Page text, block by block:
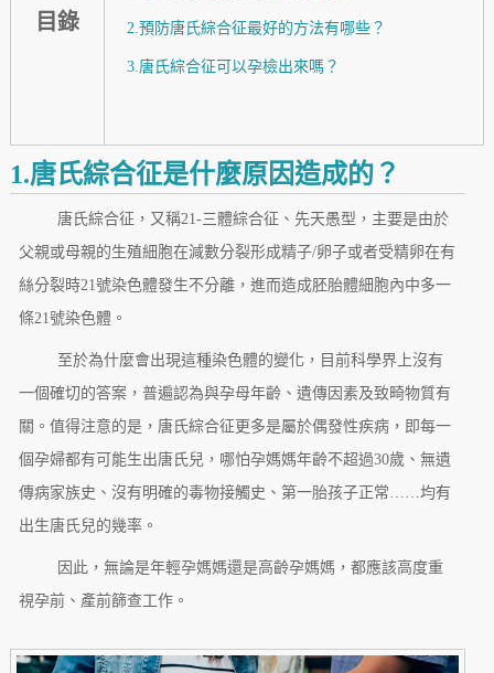
目錄 2.預防唐氏綜合征最好的方法有哪些？
3.唐氏綜合征可以孕檢出來嗎？
1.唐氏綜合征是什麼原因造成的？
唐氏綜合征，又稱21-三體綜合征、先天愚型，主要是由於
父親或母親的生殖細胞在減數分裂形成精子/卵子或者受精卵在有
絲分裂時21號染色體發生不分離，進而造成胚胎體細胞內中多一
條21號染色體。
至於為什麼會出現這種染色體的變化，目前科學界上沒有
一個確切的答案，普遍認為與孕母年齡、遺傳因素及致畸物質有
關。值得注意的是，唐氏綜合征更多是屬於偶發性疾病，即每一
個孕婦都有可能生出唐氏兒，哪怕孕媽媽年齡不超過30歲、無遺
傳病家族史、沒有明確的毒物接觸史、第一胎孩子正常……均有
出生唐氏兒的幾率。
因此，無論是年輕孕媽媽還是高齡孕媽媽，都應該高度重
視孕前、產前篩查工作。